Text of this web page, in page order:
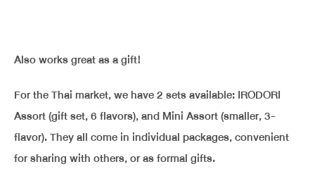
Also works great as a gift!
For the Thai market, we have 2 sets available: IRODORI
Assort (gift set, 6 flavors), and Mini Assort (smaller, 3-
flavor). They all come in individual packages, convenient
for sharing with others, or as formal gifts.